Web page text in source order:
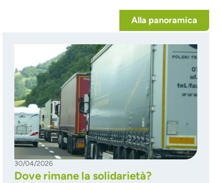
Alla panoramica
30/04/2026
Dove rimane la solidarietà?